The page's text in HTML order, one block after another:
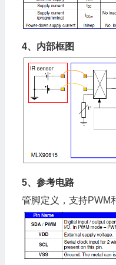
4、内部框图
5、参考电路
管脚定义，支持PWM